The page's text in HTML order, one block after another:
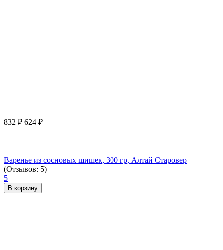
832 ₽ 624 ₽
Варенье из сосновых шишек, 300 гр, Алтай Старовер
(Отзывов: 5)
5
В корзину